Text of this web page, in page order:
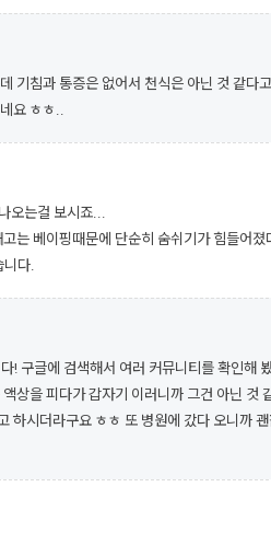
기침과 통증은 없어서 천식은 아닌 것 같다
요 ㅎㅎ..
오는걸 보시죠...
는 베이핑때문에 단순히 숨쉬기가 힘들어
니다.
! 구글에 검색해서 여러 커뮤니티를 확인해
상을 피다가 갑자기 이러니까 그건 아닌 것
하시더라구요 ㅎㅎ 또 병원에 갔다 오니까